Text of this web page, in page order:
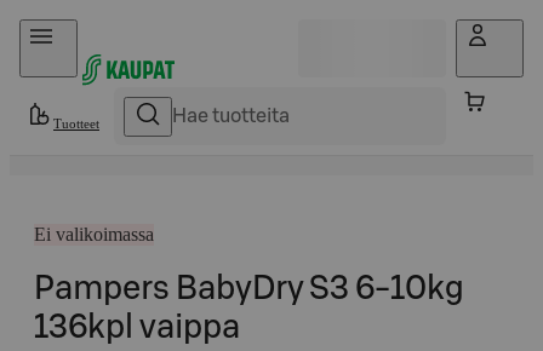
Hyppää sisältöön
Tuotteet
Ei valikoimassa
Pampers BabyDry S3 6-10kg
136kpl vaippa